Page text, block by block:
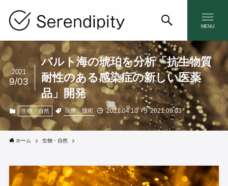
MENU
バルト海の琥珀を分析「抗生物質
耐性のある感染症の新しい医薬
品」開発
2021
9/03
生物・自然 医療、技術 2021.04.10 2021.09.03
ホーム 生物・自然